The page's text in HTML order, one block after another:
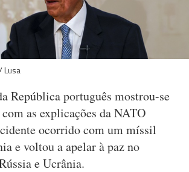
Lusa
República português mostrou-se
as explicações da NATO
ocorrido com um míssil
e voltou a apelar à paz no
e Ucrânia.